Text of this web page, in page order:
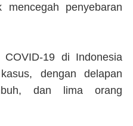
mencegah penyebaran
19 di Indonesia
dengan delapan
dan lima orang